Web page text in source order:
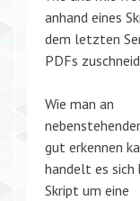
anhand eines
dem letzten
PDFs
Wie man an
gut erkennen
handelt es sich
Skript um eine